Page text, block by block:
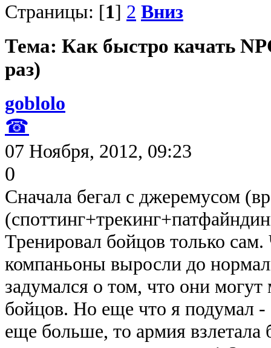
Страницы: [1] 2 Вниз
Тема: Как быстро качать
раз)
goblolo
☎
07 Ноября, 2012, 09:23
0
Сначала бегал с джеремусом
Тренировал бойцов только сам.
компаньоны выросли до
задумался о том, что они могут
бойцов. Но еще что я подумал
еще больше, то армия